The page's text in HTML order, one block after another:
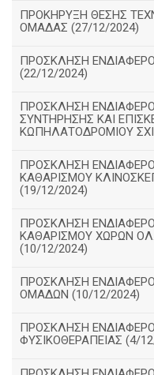
ΠΡΟΚΗΡΥΞΗ ΘΕΣΗΣ
ΟΜΑΔΑΣ (27/12/2024)
ΠΡΟΣΚΛΗΣΗ
(22/12/2024)
ΠΡΟΣΚΛΗΣΗ
ΣΥΝΤΗΡΗΣΗΣ ΚΑΙ
ΚΩΠΗΛΑΤΟΔΡΟΜΙΟΥ
ΠΡΟΣΚΛΗΣΗ
ΚΑΘΑΡΙΣΜΟΥ
(19/12/2024)
ΠΡΟΣΚΛΗΣΗ
ΚΑΘΑΡΙΣΜΟΥ ΧΩΡΩΝ
(10/12/2024)
ΠΡΟΣΚΛΗΣΗ
ΟΜΑΔΩΝ (10/12/2024)
ΠΡΟΣΚΛΗΣΗ
ΦΥΣΙΚΟΘΕΡΑΠΕΙΑΣ (4/